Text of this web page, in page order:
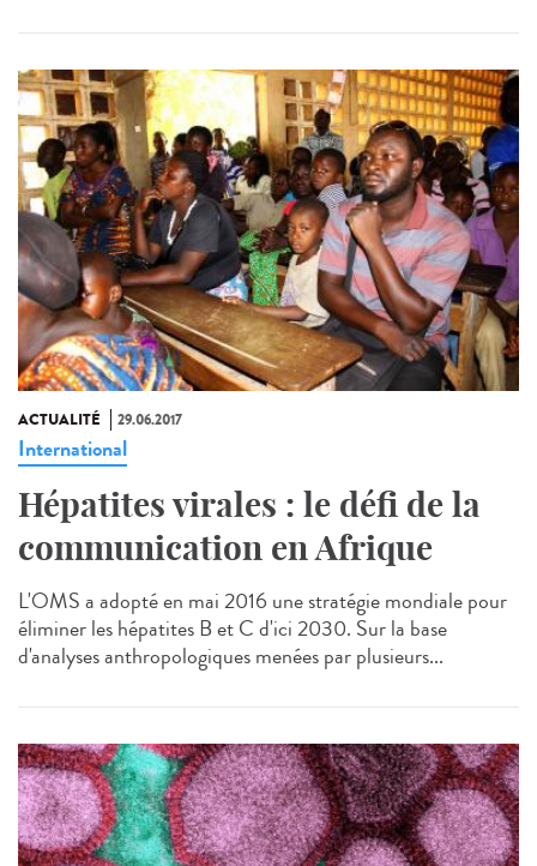
ACTUALITÉ 29.06.2017
International
Hépatites virales : le défi de la
communication en Afrique
L'OMS a adopté en mai 2016 une stratégie mondiale pour
éliminer les hépatites B et C d'ici 2030. Sur la base
d'analyses anthropologiques menées par plusieurs...